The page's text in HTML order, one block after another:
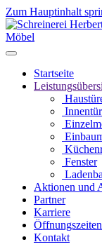
Zum Hauptinhalt
Startseite
Fenster
Aktionen und
Partner
Karriere
Öffnungszeiten
Kontakt